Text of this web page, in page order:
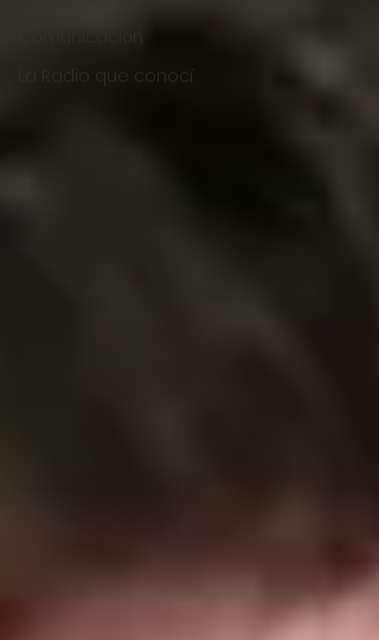
Comunicación
La Radio que conocí